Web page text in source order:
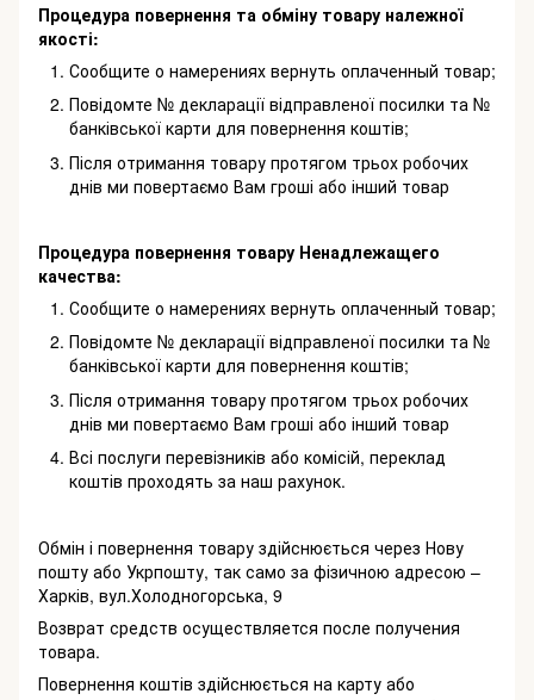
Процедура повернення та обміну товару належної
якості:
Сообщите о намерениях вернуть оплаченный товар;
Повідомте № декларації відправленої посилки та №
банківської карти для повернення коштів;
Після отримання товару протягом трьох робочих
днів ми повертаємо Вам гроші або інший товар
Процедура повернення товару Ненадлежащего
качества:
Сообщите о намерениях вернуть оплаченный товар;
Повідомте № декларації відправленої посилки та №
банківської карти для повернення коштів;
Після отримання товару протягом трьох робочих
днів ми повертаємо Вам гроші або інший товар
Всі послуги перевізників або комісій, переклад
коштів проходять за наш рахунок.
Обмін і повернення товару здійснюється через Нову
пошту або Укрпошту, так само за фізичною адресою –
Харків, вул.Холодногорська, 9
Возврат средств осуществляется после получения
товара.
Повернення коштів здійснюється на карту або